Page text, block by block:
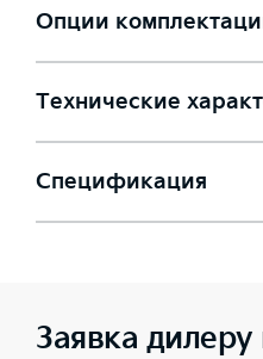
Опции
Технические
Спецификация
Заявка